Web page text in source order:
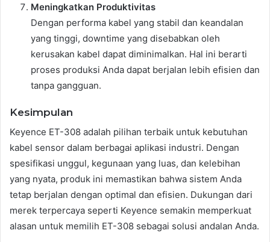
Meningkatkan Produktivitas
Dengan performa kabel yang stabil dan keandalan
yang tinggi, downtime yang disebabkan oleh
kerusakan kabel dapat diminimalkan. Hal ini berarti
proses produksi Anda dapat berjalan lebih efisien dan
tanpa gangguan.
Kesimpulan
Keyence ET-308 adalah pilihan terbaik untuk kebutuhan
kabel sensor dalam berbagai aplikasi industri. Dengan
spesifikasi unggul, kegunaan yang luas, dan kelebihan
yang nyata, produk ini memastikan bahwa sistem Anda
tetap berjalan dengan optimal dan efisien. Dukungan dari
merek terpercaya seperti Keyence semakin memperkuat
alasan untuk memilih ET-308 sebagai solusi andalan Anda.